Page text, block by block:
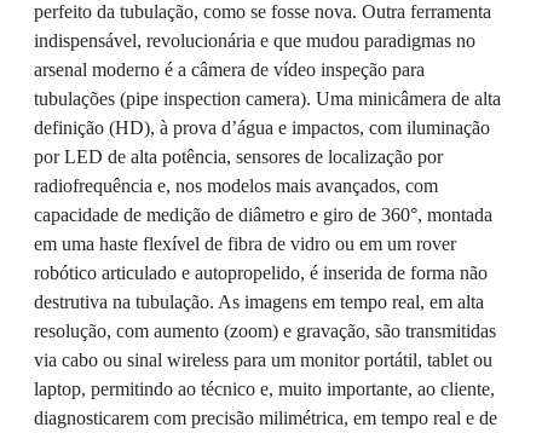
perfeito da tubulação, como se fosse nova. Outra ferramenta
indispensável, revolucionária e que mudou paradigmas no
arsenal moderno é a câmera de vídeo inspeção para
tubulações (pipe inspection camera). Uma minicâmera de alta
definição (HD), à prova d’água e impactos, com iluminação
por LED de alta potência, sensores de localização por
radiofrequência e, nos modelos mais avançados, com
capacidade de medição de diâmetro e giro de 360°, montada
em uma haste flexível de fibra de vidro ou em um rover
robótico articulado e autopropelido, é inserida de forma não
destrutiva na tubulação. As imagens em tempo real, em alta
resolução, com aumento (zoom) e gravação, são transmitidas
via cabo ou sinal wireless para um monitor portátil, tablet ou
laptop, permitindo ao técnico e, muito importante, ao cliente,
diagnosticarem com precisão milimétrica, em tempo real e de